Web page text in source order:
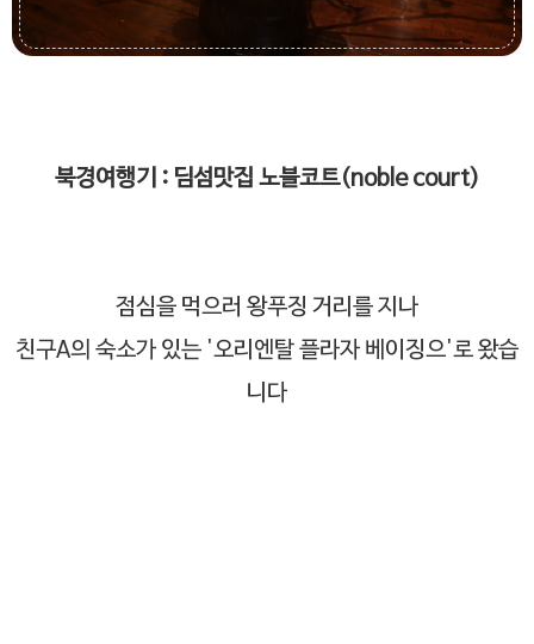
북경여행기 : 딤섬맛집 노블코트(noble court)
점심을 먹으러 왕푸징 거리를 지나
친구A의 숙소가 있는 '오리엔탈 플라자 베이징으'로 왔습
니다